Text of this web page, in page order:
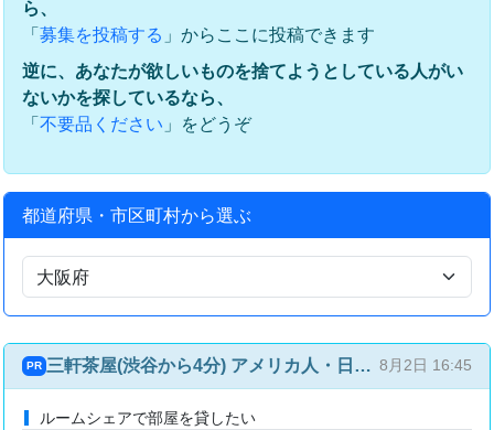
ら、
「募集を投稿する 」からここに投稿できます
逆に、あなたが欲しいものを捨てようとしている人がい
ないかを探しているなら、
「不要品ください 」をどうぞ
都道府県・市区町村から選ぶ
PR 三軒茶屋(渋谷から4分) アメリカ人・日本人との国際ルームシェア(4部屋4人) 8月2日 16:45
ルームシェアで部屋を貸したい